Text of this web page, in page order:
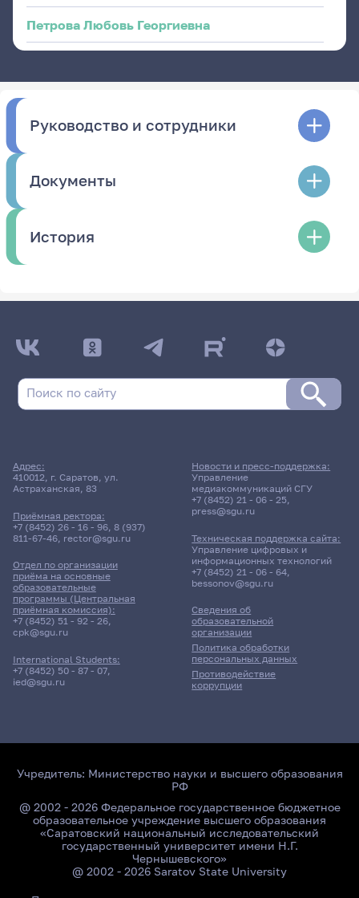
Петрова Любовь Георгиевна
Руководство и сотрудники
Документы
История
Адрес:
410012, г. Саратов, ул.
Астраханская, 83
Приёмная ректора:
+7 (8452) 26 - 16 - 96, 8 (937)
811-67-46, rector@sgu.ru
Отдел по организации
приёма на основные
образовательные
программы (Центральная
приёмная комиссия):
+7 (8452) 51 - 92 - 26,
cpk@sgu.ru
International Students:
+7 (8452) 50 - 87 - 07,
ied@sgu.ru
Сведения об
образовательной
организации
Политика обработки
персональных данных
Противодействие
коррупции
Новости и пресс-поддержка:
Управление
медиакоммуникаций СГУ
+7 (8452) 21 - 06 - 25,
press@sgu.ru
Техническая поддержка сайта:
Управление цифровых и
информационных технологий
+7 (8452) 21 - 06 - 64,
bessonov@sgu.ru
Учредитель: Министерство науки и высшего образования
РФ
@ 2002 - 2026 Федеральное государственное бюджетное
образовательное учреждение высшего образования
«Саратовский национальный исследовательский
государственный университет имени Н.Г.
Чернышевского»
@ 2002 - 2026 Saratov State University